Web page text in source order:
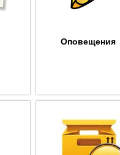
Оповещения